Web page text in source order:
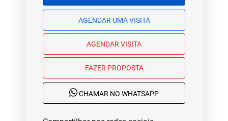
AGENDAR UMA VISITA
AGENDAR VISITA
FAZER PROPOSTA
CHAMAR NO WHATSAPP